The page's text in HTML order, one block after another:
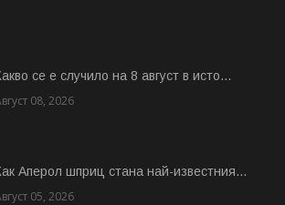
се е случило на 8 август в исто...
08, 2026
Аперол шприц стана най-известния...
05, 2026